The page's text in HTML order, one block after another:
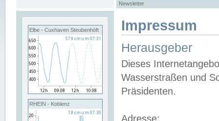
Newsletter
Elbe - Cuxhaven Steubenhöft
RHEIN - Koblenz
Impressum
Herausgeber
Dieses
Wasserstraßen und
Präsidenten.
Adresse: